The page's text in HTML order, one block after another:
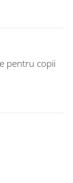
pentru copii